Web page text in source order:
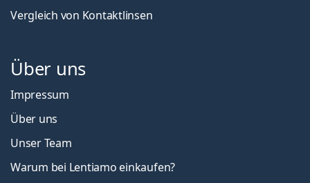
Vergleich von Kontaktlinsen
Über uns
Impressum
Über uns
Unser Team
Warum bei Lentiamo einkaufen?